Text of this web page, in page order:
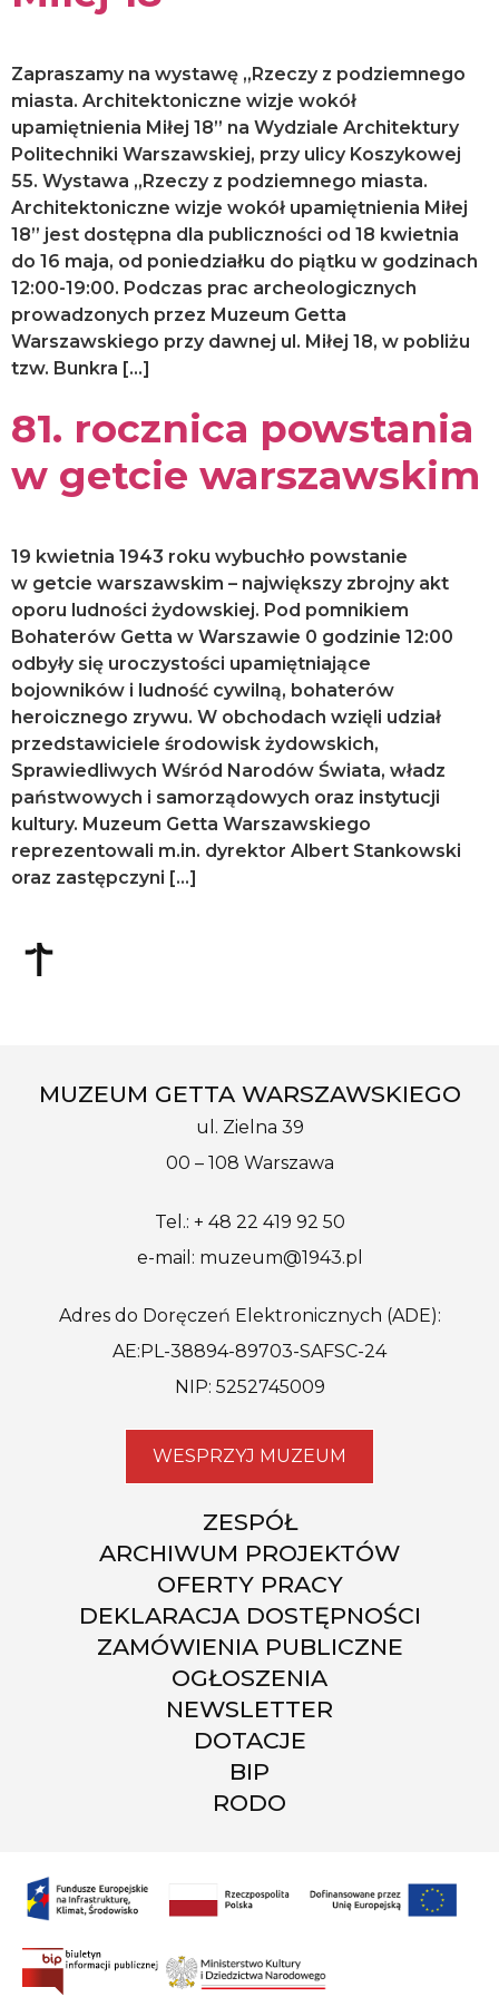
Zapraszamy na wystawę „Rzeczy z podziemnego
miasta. Architektoniczne wizje wokół
upamiętnienia Miłej 18” na Wydziale Architektury
Politechniki Warszawskiej, przy ulicy Koszykowej
55. Wystawa „Rzeczy z podziemnego miasta.
Architektoniczne wizje wokół upamiętnienia Miłej
18” jest dostępna dla publiczności od 18 kwietnia
do 16 maja, od poniedziałku do piątku w godzinach
12:00-19:00. Podczas prac archeologicznych
prowadzonych przez Muzeum Getta
Warszawskiego przy dawnej ul. Miłej 18, w pobliżu
tzw. Bunkra […]
81. rocznica powstania
w getcie warszawskim
19 kwietnia 1943 roku wybuchło powstanie
w getcie warszawskim – największy zbrojny akt
oporu ludności żydowskiej. Pod pomnikiem
Bohaterów Getta w Warszawie 0 godzinie 12:00
odbyły się uroczystości upamiętniające
bojowników i ludność cywilną, bohaterów
heroicznego zrywu. W obchodach wzięli udział
przedstawiciele środowisk żydowskich,
Sprawiedliwych Wśród Narodów Świata, władz
państwowych i samorządowych oraz instytucji
kultury. Muzeum Getta Warszawskiego
reprezentowali m.in. dyrektor Albert Stankowski
oraz zastępczyni […]
MUZEUM GETTA WARSZAWSKIEGO
ul. Zielna 39
00 – 108 Warszawa
Tel.: + 48 22 419 92 50
e-mail: muzeum@1943.pl
Adres do Doręczeń Elektronicznych (ADE):
AE:PL-38894-89703-SAFSC-24
NIP: 5252745009
WESPRZYJ MUZEUM
ZESPÓŁ
ARCHIWUM PROJEKTÓW
OFERTY PRACY
DEKLARACJA DOSTĘPNOŚCI
ZAMÓWIENIA PUBLICZNE
OGŁOSZENIA
NEWSLETTER
DOTACJE
BIP
RODO